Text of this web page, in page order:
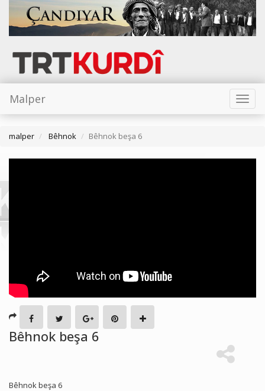
Toggle
Malper
malper Bêhnok Bêhnok beşa 6
Bêhnok beşa 6
Bêhnok beşa 6